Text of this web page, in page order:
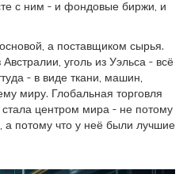
с ним - и фондовые биржи, и
а поставщиком сырья.
уголь из Уэльса - всё
- в виде ткани, машин,
миру. Глобальная торговля
центром мира - не потому
потому что у неё были лучшие